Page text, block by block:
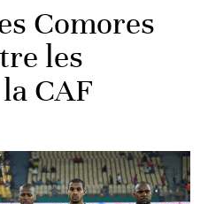
Comores
les
CAF